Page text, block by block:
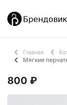
Главная
Мягкие
800 ₽